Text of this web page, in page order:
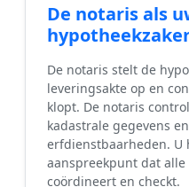
De notaris als
De notaris stelt de
leveringsakte op en
klopt. De notaris
kadastrale gegevens
erfdienstbaarheden. U
aanspreekpunt dat
coördineert en checkt.